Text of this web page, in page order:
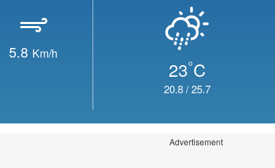
5.8 Km/h
23°C
20.8/25.7
Advertisement